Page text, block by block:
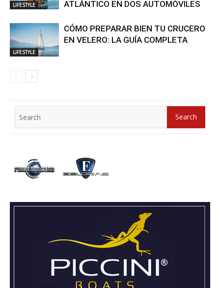
LIFESTYLE
ATLÁNTICO EN DOS AUTOMÓVILES
LIFESTYLE
CÓMO PREPARAR BIEN TU CRUCERO
EN VELERO: LA GUÍA COMPLETA
for:
Search